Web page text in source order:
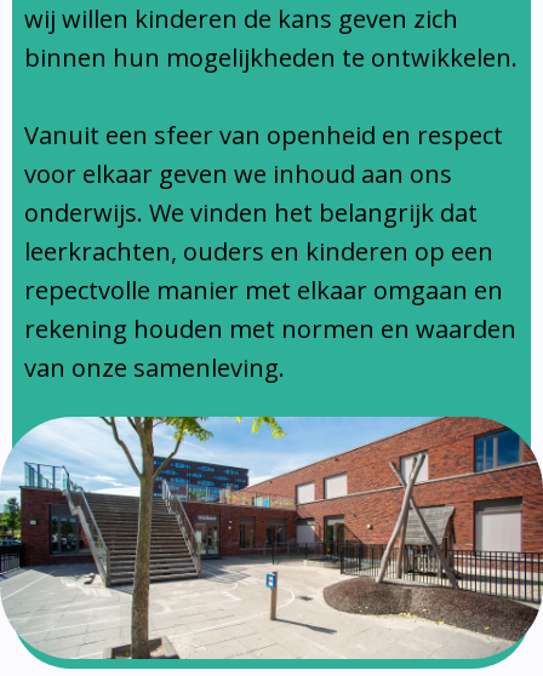
Ondersteuningsprofiel
wij willen kinderen de kans geven zich
binnen hun mogelijkheden te ontwikkelen.
Vanuit een sfeer van openheid en respect
voor elkaar geven we inhoud aan ons
onderwijs. We vinden het belangrijk dat
leerkrachten, ouders en kinderen op een
repectvolle manier met elkaar omgaan en
rekening houden met normen en waarden
van onze samenleving.